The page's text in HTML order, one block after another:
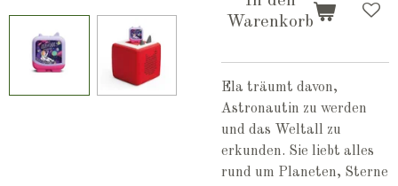
Warenkorb
Ela träumt davon,
Astronautin zu werden
und das Weltall zu
erkunden. Sie liebt alles
rund um Planeten, Sterne